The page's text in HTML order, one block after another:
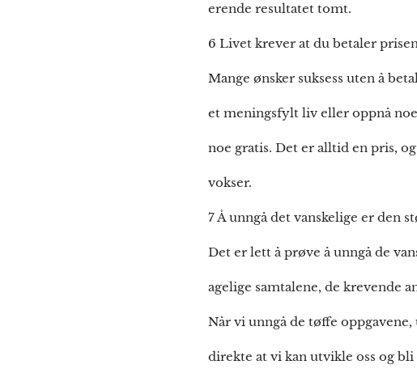
erende resultatet tomt.
6 Livet krever at du betaler
Mange ønsker suksess uten å
et meningsfylt liv eller oppnå
noe gratis. Det er alltid en pris,
vokser.
7 Å unngå det vanskelige er den
Det er lett å prøve å unngå de
agelige samtalene, de krevende
Når vi unngå de tøffe
direkte at vi kan utvikle oss og